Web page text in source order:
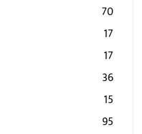
70
17
17
36
15
95